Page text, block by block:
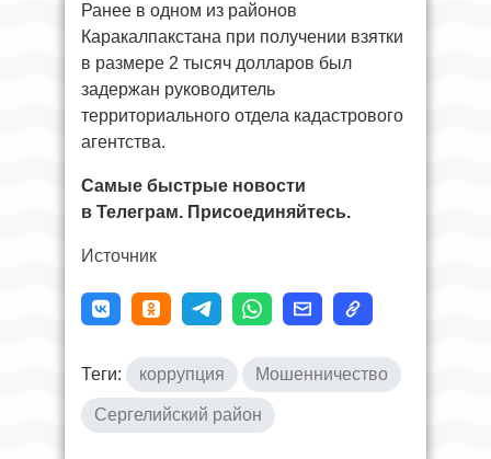
Ранее в одном из районов
Каракалпакстана при получении взятки
в размере 2 тысяч долларов был
задержан руководитель
территориального отдела кадастрового
агентства.
Самые быстрые новости
в Телеграм. Присоединяйтесь.
Источник
Теги: коррупция Мошенничество
Сергелийский район